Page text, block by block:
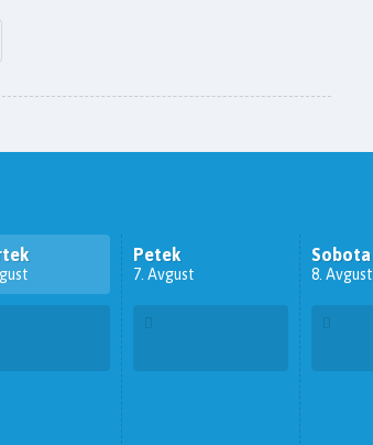
Petek
7. Avgust
Sobota
8. Avgust